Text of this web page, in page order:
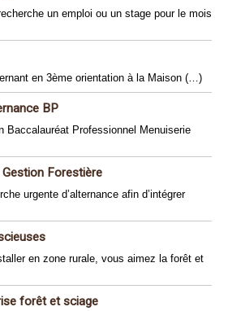
un emploi ou un stage pour le mois
en 3ème orientation à la Maison (…)
BP
Baccalauréat Professionnel Menuiserie
Forestière
urgente d’alternance afin d’intégrer
en zone rurale, vous aimez la forêt et
forêt et sciage